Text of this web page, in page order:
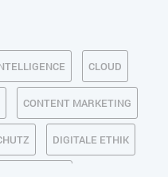
CLOUD
CONTENT MARKETING
DIGITALE ETHIK